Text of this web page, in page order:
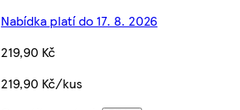
Nabídka platí do 17. 8. 2026
219,90 Kč
219,90 Kč/kus